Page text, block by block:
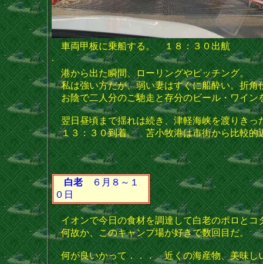
車両甲板に乗船する。 １８：３０出航
.
港から出た瞬間、ローリングやピッチング。
私は強い方だが、弱い妻はすぐに船酔い。折角
お陰で二人分のご馳走と存分のビール・ワイン
翌日昼頃まで揺れは続き、津軽海峡を渡りきっ
１３：３０到着。 苫小牧港は市街から比較的
白老
６月８～１
０日
イオンで今日の食材を調達して白老のポロとコ
何故か、このキャンプ場が好きで数回目だ。
何が良いかって．．． 近くの海産物、美味し